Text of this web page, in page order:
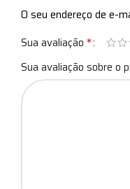
O seu endereço de e-
Sua avaliação *
Sua avaliação sobre o